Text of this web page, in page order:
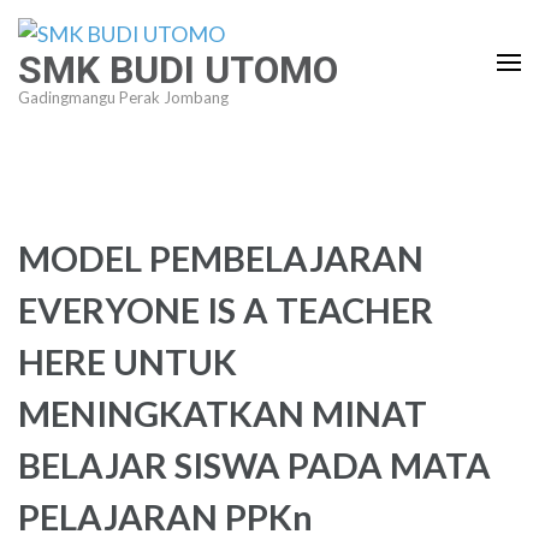
Lompat
konten
(Tekan
SMK BUDI UTOMO
Gadingmangu Perak Jombang
MODEL PEMBELAJARAN
EVERYONE IS A TEACHER
HERE UNTUK
MENINGKATKAN MINAT
BELAJAR SISWA PADA MATA
PELAJARAN PPKn